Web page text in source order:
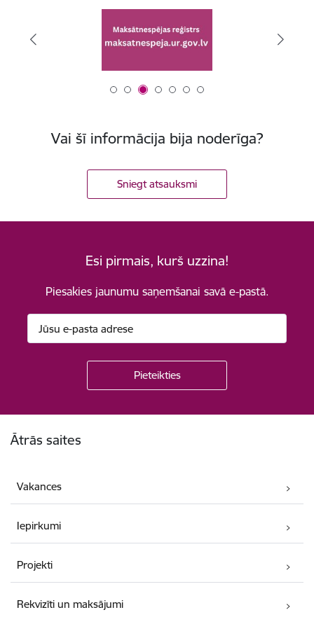
Vai šī informācija bija noderīga?
Sniegt atsauksmi
Esi pirmais, kurš uzzina!
Piesakies jaunumu saņemšanai savā e-pastā.
Ātrās saites
Vakances
Iepirkumi
Projekti
Rekvizīti un maksājumi